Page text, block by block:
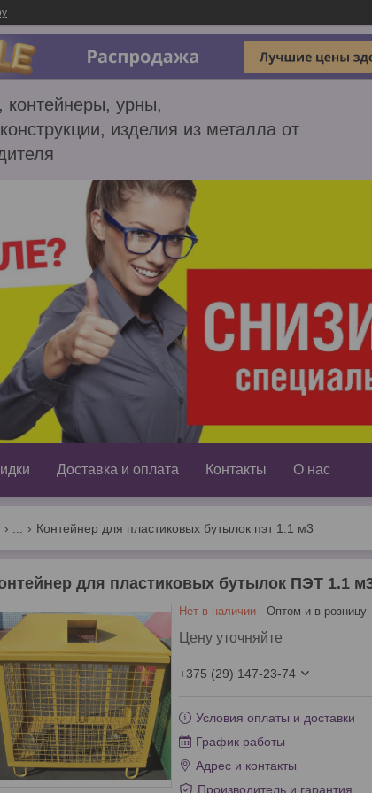
контейнеры, урны,
изделия из металла от
Доставка и оплата Контакты О нас
Контейнер для пластиковых бутылок пэт 1.1 м3
для пластиковых бутылок ПЭТ 1.1
Нет в наличии Оптом и в розницу
Цену уточняйте
+375 (29) 147-23-74
Условия оплаты и доставки
График работы
Адрес и контакты
Производитель и гарантия